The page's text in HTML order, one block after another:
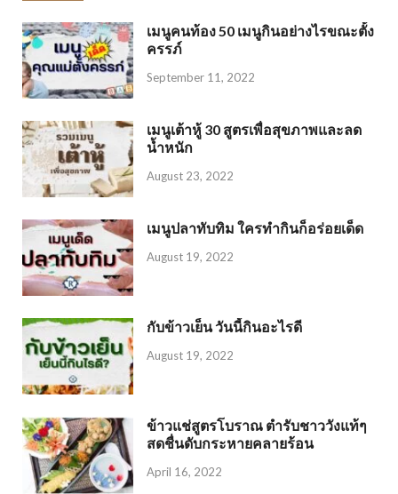
เมนูคนท้อง 50 เมนูกินอย่างไรขณะตั้ง
ครรภ์
September 11, 2022
เมนูเต้าหู้ 30 สูตรเพื่อสุขภาพและลด
น้ำหนัก
August 23, 2022
เมนูปลาทับทิม ใครทำกินก็อร่อยเด็ด
August 19, 2022
กับข้าวเย็น วันนี้กินอะไรดี
August 19, 2022
ข้าวแช่สูตรโบราณ ตำรับชาววังแท้ๆ
สดชื่นดับกระหายคลายร้อน
April 16, 2022